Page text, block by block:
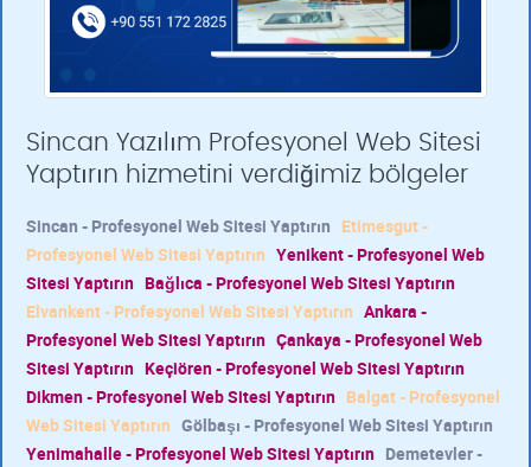
Sincan Yazılım Profesyonel Web Sitesi
Yaptırın hizmetini verdiğimiz bölgeler
Sincan - Profesyonel Web Sitesi Yaptırın Etimesgut -
Profesyonel Web Sitesi Yaptırın Yenikent - Profesyonel Web
Sitesi Yaptırın Bağlıca - Profesyonel Web Sitesi Yaptırın
Elvankent - Profesyonel Web Sitesi Yaptırın Ankara -
Profesyonel Web Sitesi Yaptırın Çankaya - Profesyonel Web
Sitesi Yaptırın Keçiören - Profesyonel Web Sitesi Yaptırın
Dikmen - Profesyonel Web Sitesi Yaptırın Balgat - Profesyonel
Web Sitesi Yaptırın Gölbaşı - Profesyonel Web Sitesi Yaptırın
Yenimahalle - Profesyonel Web Sitesi Yaptırın Demetevler -